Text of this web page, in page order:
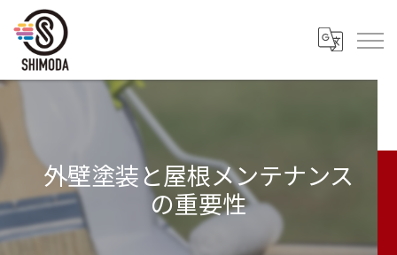
外壁塗装と屋根メンテナンス
の重要性